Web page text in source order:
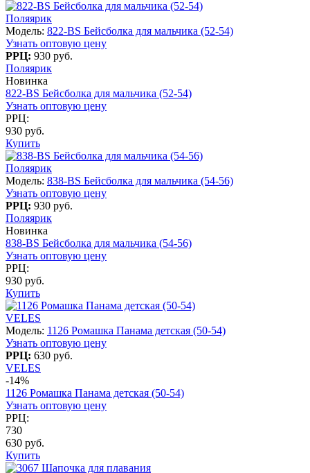
Поляярик
Модель: 822-BS Бейсболка для мальчика (52-54)
Узнать оптовую цену
РРЦ: 930 руб.
Поляярик
Новинка
822-BS Бейсболка для мальчика (52-54)
Узнать оптовую цену
РРЦ:
930 руб.
Купить
Поляярик
Модель: 838-BS Бейсболка для мальчика (54-56)
Узнать оптовую цену
РРЦ: 930 руб.
Поляярик
Новинка
838-BS Бейсболка для мальчика (54-56)
Узнать оптовую цену
РРЦ:
930 руб.
Купить
VELES
Модель: 1126 Ромашка Панама детская (50-54)
Узнать оптовую цену
РРЦ: 630 руб.
VELES
-14%
1126 Ромашка Панама детская (50-54)
Узнать оптовую цену
РРЦ:
730
630 руб.
Купить